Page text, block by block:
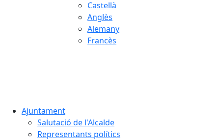
Castellà
Anglès
Alemany
Francès
Ajuntament
Salutació de l'Alcalde
Representants polítics